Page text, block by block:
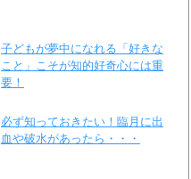
子どもが夢中になれる「好きな
こと」こそが知的好奇心には重
要！
必ず知っておきたい！臨月に出
血や破水があったら・・・